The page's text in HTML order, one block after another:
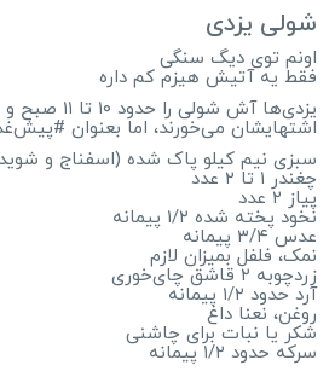
شولی یزدی
اونم توی دیگ سنگی
فقط یه آتیش هیزم کم داره
یزد‌ی‌ها آش
اشتهایشان می‌خورند، اما بعنوان
سبزی نیم کیلو پاک شده (اسفناج و
چغندر ۱ تا ۲ عدد
پیاز ۲ عدد
نخود پخته شده ۱/۲ پیمانه
عدس ۳/۴ پیمانه
نمک، فلفل بمیزان لازم
زردچوبه ۲ قاشق چای‌خوری
آرد حدود ۱/۲ پیمانه
روغن، نعنا داغ
شکر یا نبات برای چاشنی
سرکه حدود ۱/۲ پیمانه